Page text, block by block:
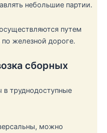
небольшие партии.
путем
железной дороге.
сборных
в труднодоступные
можно